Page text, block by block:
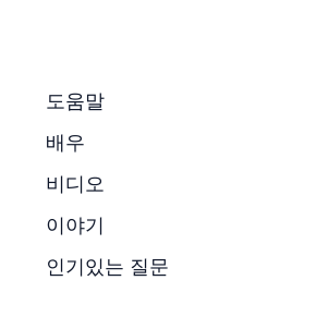
도움말
배우
비디오
이야기
인기있는 질문